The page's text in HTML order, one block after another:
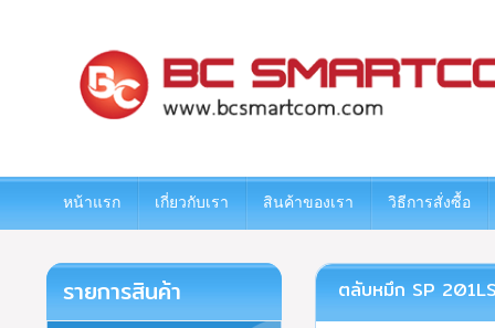
หน้าแรก เกี่ยวกับเรา สินค้าของเรา วิธีการสั่งซื้อ
ตลับหมึก SP
รายการสินค้า